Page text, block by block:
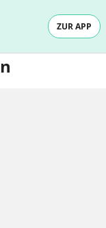
ZUR APP